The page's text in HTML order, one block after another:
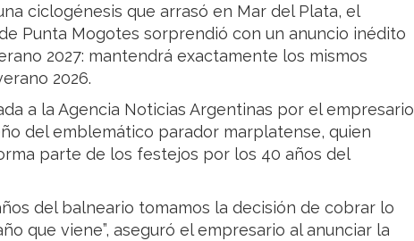
ciclogénesis que arrasó en Mar del Plata, el
Punta Mogotes sorprendió con un anuncio inédito
2027: mantendrá exactamente los mismos
2026.
a la Agencia Noticias Argentinas por el empresario
del emblemático parador marplatense, quien
parte de los festejos por los 40 años del
del balneario tomamos la decisión de cobrar lo
que viene”, aseguró el empresario al anunciar la